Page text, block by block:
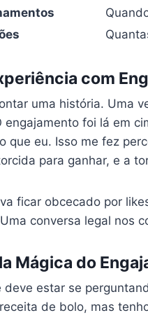
com
uma história. Uma
engajamento foi lá em
que eu. Isso me fez
para ganhar, e a
ficar obcecado por
conversa legal nos
Mágica do
deve estar se
de bolo, mas